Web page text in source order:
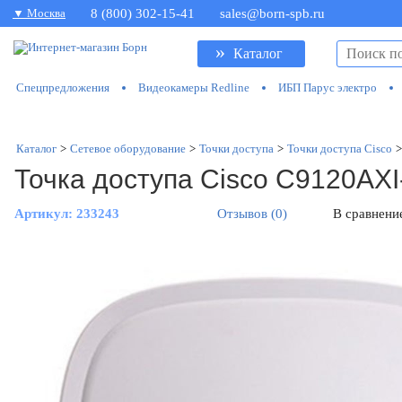
▼ Москва 8 (800) 302-15-41 sales@born-spb.ru
» Каталог
Спецпредложения Видеокамеры Redline ИБП Парус электро
Каталог > Сетевое оборудование > Точки доступа > Точки доступа Cisco >
Точка доступа Cisco
Артикул: 233243 Отзывов (0) В